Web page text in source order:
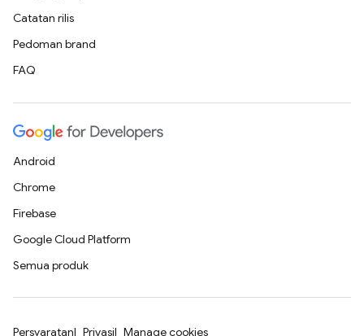
Catatan rilis
Pedoman brand
FAQ
Android
Chrome
Firebase
Google Cloud Platform
Semua produk
Persyaratan Privasi Manage cookies